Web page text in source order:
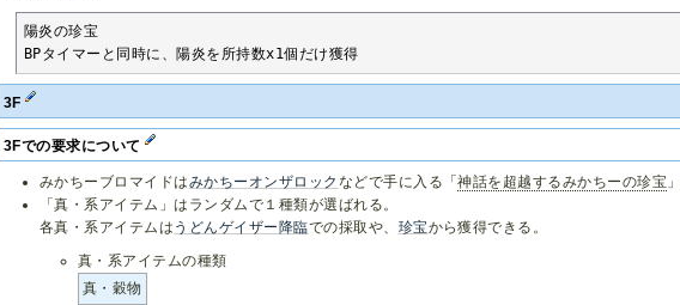
陽炎の珍宝
BPタイマーと同時に、陽炎を所持数x1個だけ獲得
3F
3Fでの要求について
みかちーブロマイドはみかちーオンザロック などで手に入る「神話を超越するみかちーの珍宝
「真・系アイテム」はランダムで１種類が選ばれる。
各真・系アイテムは うどんゲイザー降臨での採取や、 珍宝から獲得できる。
真・系アイテムの種類
真・穀物